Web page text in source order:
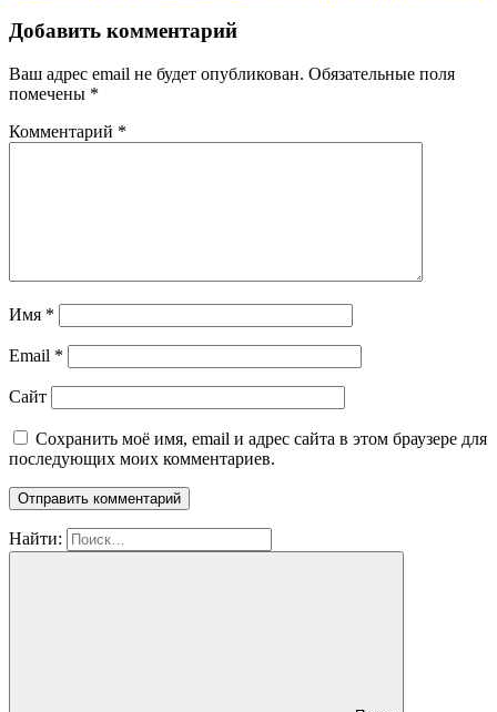
Добавить комментарий
Ваш адрес email не будет опубликован. Обязательные поля
помечены *
Комментарий *
Имя *
Email *
Сайт
Сохранить моё имя, email и адрес сайта в этом браузере для
последующих моих комментариев.
Найти: